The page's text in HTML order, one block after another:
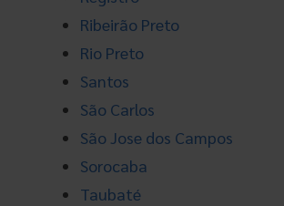
Ribeirão Preto
Rio Preto
Santos
São Carlos
São Jose dos Campos
Sorocaba
Taubaté